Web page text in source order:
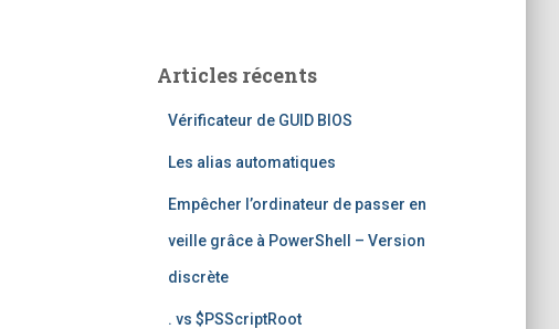
rArticles récents
Vérificateur de GUID BIOS
Les alias automatiques
Empêcher l’ordinateur de passer en
veille grâce à PowerShell – Version
discrète
. vs $PSScriptRoot